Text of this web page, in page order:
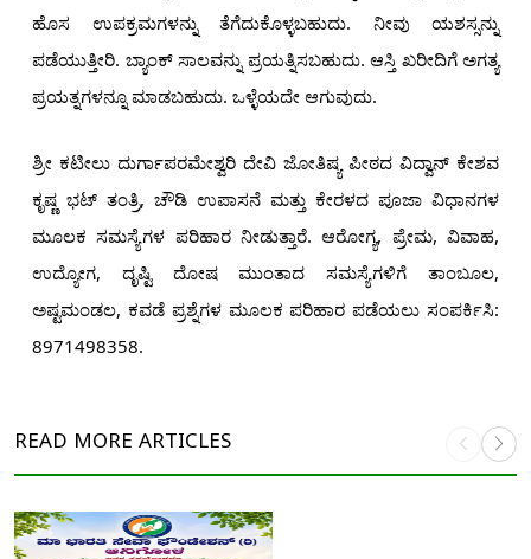
ಹೊಸ ಉಪಕ್ರಮಗಳನ್ನು ತೆಗೆದುಕೊಳ್ಳಬಹುದು. ನೀವು ಯಶಸ್ಸನ್ನು
ಪಡೆಯುತ್ತೀರಿ. ಬ್ಯಾಂಕ್ ಸಾಲವನ್ನು ಪ್ರಯತ್ನಿಸಬಹುದು. ಆಸ್ತಿ ಖರೀದಿಗೆ ಅಗತ್ಯ
ಪ್ರಯತ್ನಗಳನ್ನೂ ಮಾಡಬಹುದು. ಒಳ್ಳೆಯದೇ ಆಗುವುದು.
ಶ್ರೀ ಕಟೀಲು ದುರ್ಗಾಪರಮೇಶ್ವರಿ ದೇವಿ ಜೋತಿಷ್ಯ ಪೀಠದ ವಿದ್ವಾನ್ ಕೇಶವ
ಕೃಷ್ಣ ಭಟ್ ತಂತ್ರಿ, ಚೌಡಿ ಉಪಾಸನೆ ಮತ್ತು ಕೇರಳದ ಪೂಜಾ ವಿಧಾನಗಳ
ಮೂಲಕ ಸಮಸ್ಯೆಗಳ ಪರಿಹಾರ ನೀಡುತ್ತಾರೆ. ಆರೋಗ್ಯ, ಪ್ರೇಮ, ವಿವಾಹ,
ಉದ್ಯೋಗ, ದೃಷ್ಟಿ ದೋಷ ಮುಂತಾದ ಸಮಸ್ಯೆಗಳಿಗೆ ತಾಂಬೂಲ,
ಅಷ್ಟಮಂಡಲ, ಕವಡೆ ಪ್ರಶ್ನೆಗಳ ಮೂಲಕ ಪರಿಹಾರ ಪಡೆಯಲು ಸಂಪರ್ಕಿಸಿ:
8971498358.
READ MORE ARTICLES